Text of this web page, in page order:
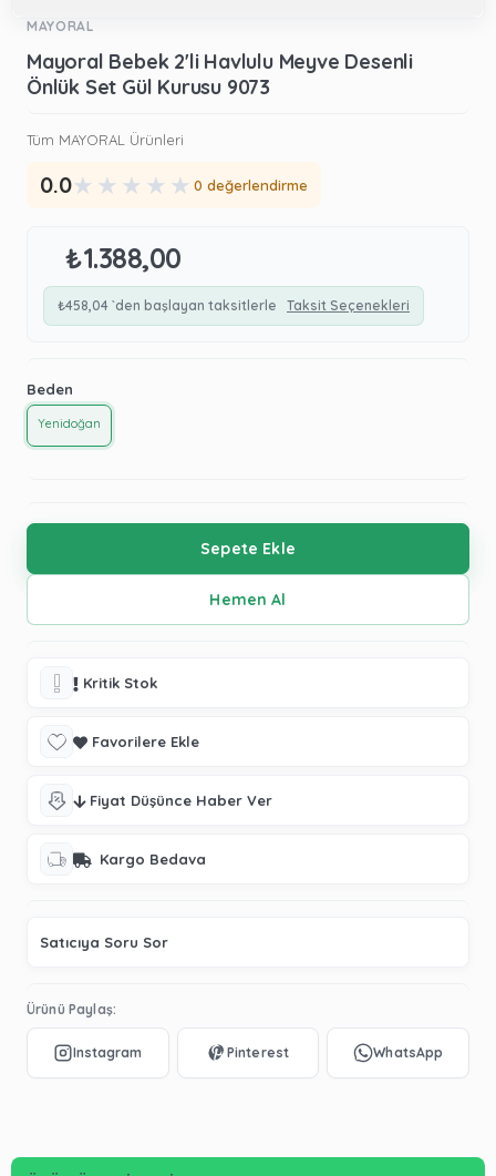
MAYORAL
Mayoral Bebek 2'li Havlulu Meyve Desenli
Önlük Set Gül Kurusu 9073
Tüm MAYORAL Ürünleri
0.0★ ★ ★ ★ ★ 0 değerlendirme
₺1.388,00
₺458,04 `den başlayan taksitlerle Taksit Seçenekleri
Beden
Yenidoğan
Kritik Stok
Favorilere Ekle
Fiyat Düşünce Haber Ver
Kargo Bedava
Satıcıya Soru Sor
Ürünü Paylaş: